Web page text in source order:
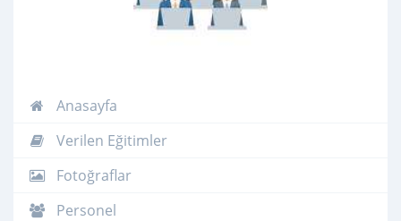
Anasayfa
Verilen Eğitimler
Fotoğraflar
Personel